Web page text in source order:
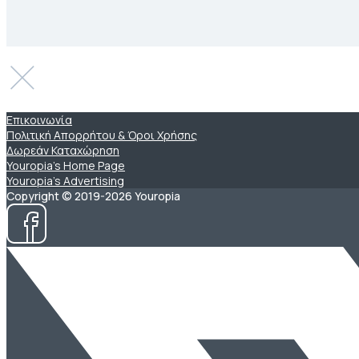
Επικοινωνία
Πολιτική Απορρήτου & Όροι Χρήσης
Δωρεάν Καταχώρηση
Youropia’s Home Page
Youropia’s Advertising
Copyright © 2019-2026 Youropia